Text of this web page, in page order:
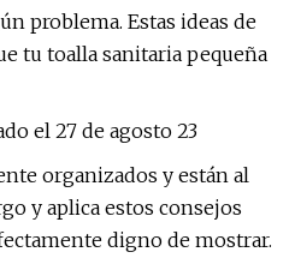
problema. Estas ideas de
tu toalla sanitaria pequeña
el 27 de agosto 23
organizados y están al
y aplica estos consejos
digno de mostrar.